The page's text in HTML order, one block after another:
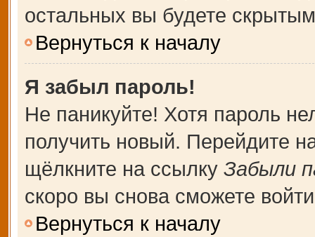
остальных вы будете
Вернуться к началу
Я забыл пароль!
Не паникуйте! Хотя пароль
получить новый. Перейдите
щёлкните на ссылку Забыли
скоро вы снова сможете
Вернуться к началу